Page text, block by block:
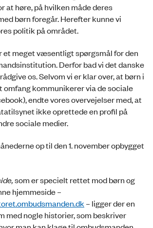
at høre, på hvilken måde deres
børn foregår. Herefter kunne vi
politik på området.
et meget væsentligt spørgsmål for den
Derfor bad vi det danske
os. Selvom vi er klar over, at børn i
kommunikerer via de sociale
endte vores overvejelser med, at
ikke oprettede en profil på
sociale medier.
op til den 1. november opbygget
som er specielt rettet mod børn og
hjemmeside –
– ligger der en
med nogle historier, som beskriver